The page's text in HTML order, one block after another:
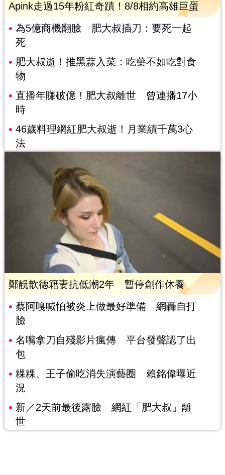
Apink走過15年粉紅奇蹟！8/8相約高雄巨蛋
為5億商機翻臉 肥大叔插刀：要死一起
死
肥大叔逝！推黑蒜入菜：吃藥不如吃對食
物
直播年賺破億！肥大叔離世 曾連播17小
時
46歲料理網紅肥大叔逝！月業績千萬3心
法
鄭靚歆德籍妻抗低潮2年 暫停創作休養
蔡阿嘎喊怕被炎上做最好準備 網轟自打
臉
名嘴拿刀自殘影片瘋傳 平台發聲認了出
包
粿粿、王子偷吃消失演藝圈 賴銘偉曝近
況
新／2天前最後露臉 網紅「肥大叔」離
世